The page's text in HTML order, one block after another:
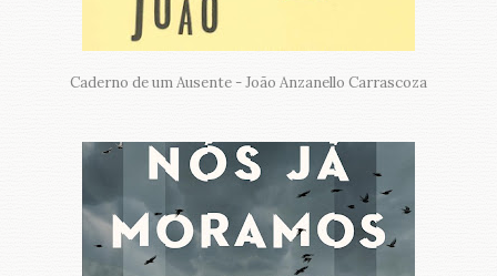
Caderno de um Ausente - João Anzanello Carrascoza